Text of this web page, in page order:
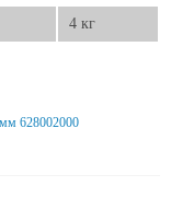
4 кг
628002000